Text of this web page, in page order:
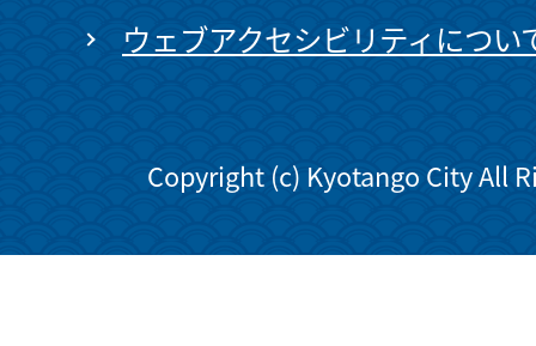
ウェブアクセシビリティについ
Copyright (c) Kyotango City All